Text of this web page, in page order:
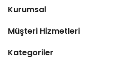
Kurumsal
Müşteri Hizmetleri
Kategoriler